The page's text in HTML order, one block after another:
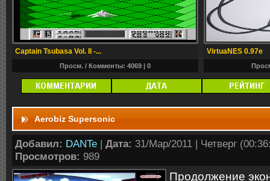
Captain Tsubasa Vol. II -...
Просм. / Комменты: 4069 | 0
VirtuaNES 0.97e
Aerobiz Supersonic
Добавил: DANTe | Дата: 31/Мар/2011 | Четверг
Просмотров: 989
Продолжение